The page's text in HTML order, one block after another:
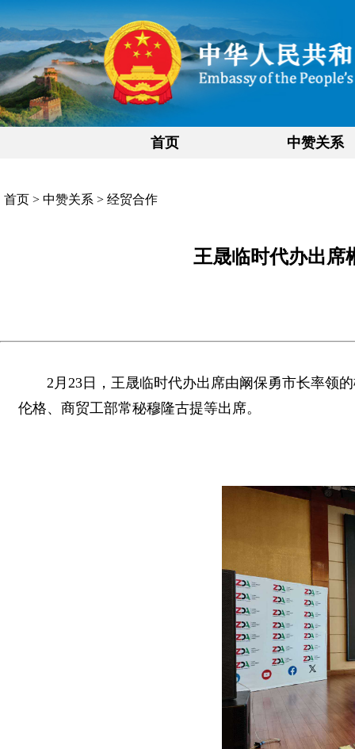
首页 中赞关系
首页 > 中赞关系 > 经贸合作
王晟临时代办出席
2月23日，王晟临时代办出席由阚保勇市长率领
伦格、商贸工部常秘穆隆古提等出席。